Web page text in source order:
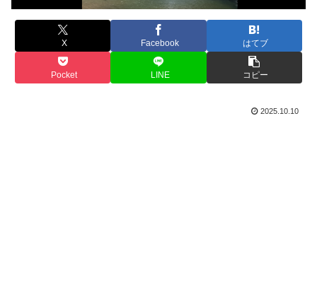
X Facebook はてブ
Pocket LINE コピー
2025.10.10